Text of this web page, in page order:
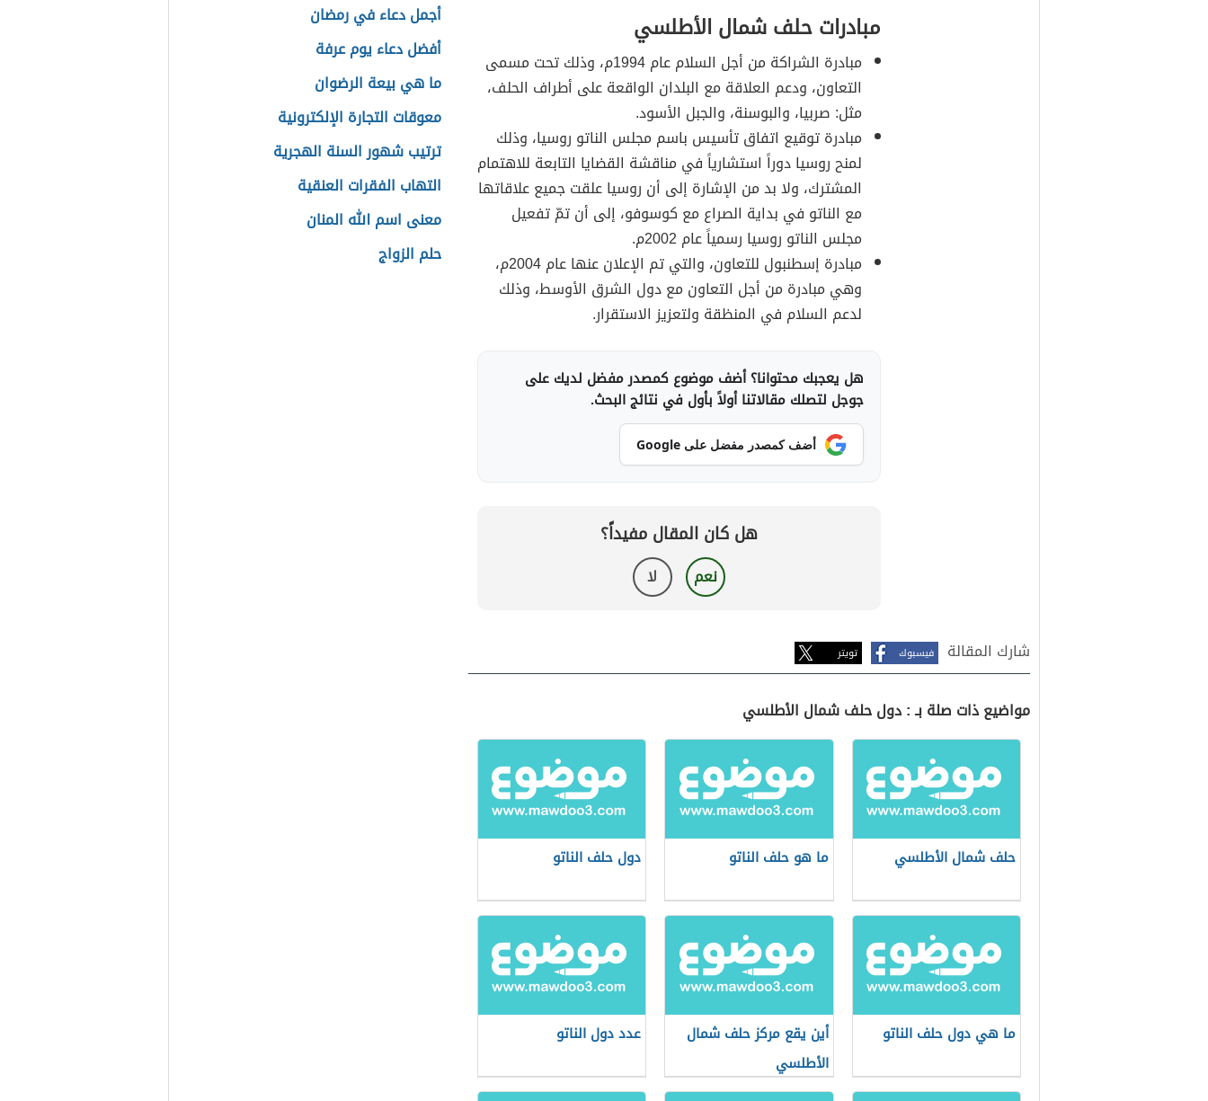
مبادرات حلف شمال الأطلسي
مبادرة الشراكة من أجل السلام عام 1994م، وذلك تحت مسمى
التعاون، ودعم العلاقة مع البلدان الواقعة على أطراف الحلف،
مثل: صربيا، والبوسنة، والجبل الأسود.
مبادرة توقيع اتفاق تأسيس باسم مجلس الناتو روسيا، وذلك
لمنح روسيا دوراً استشارياً في مناقشة القضايا التابعة للاهتمام
المشترك، ولا بد من الإشارة إلى أن روسيا علقت جميع علاقاتها
مع الناتو في بداية الصراع مع كوسوفو، إلى أن تمّ تفعيل
مجلس الناتو روسيا رسمياً عام 2002م.
مبادرة إسطنبول للتعاون، والتي تم الإعلان عنها عام 2004م،
وهي مبادرة من أجل التعاون مع دول الشرق الأوسط، وذلك
لدعم السلام في المنظقة ولتعزيز الاستقرار.
هل يعجبك محتوانا؟ أضف موضوع كمصدر مفضل لديك على
جوجل لتصلك مقالاتنا أولاً بأول في نتائج البحث.
أضف كمصدر مفضل على Google
هل كان المقال مفيداً؟
نعم لا
شارك المقالة فيسبوك تويتر
مواضيع ذات صلة بـ : دول حلف شمال الأطلسي
حلف شمال الأطلسي ما هو حلف الناتو دول حلف الناتو
ما هي دول حلف الناتو
أين يقع مركز حلف شمال
الأطلسي
عدد دول الناتو
أجمل دعاء في رمضان
أفضل دعاء يوم عرفة
ما هي بيعة الرضوان
معوقات التجارة الإلكترونية
ترتيب شهور السنة الهجرية
التهاب الفقرات العنقية
معنى اسم الله المنان
حلم الزواج